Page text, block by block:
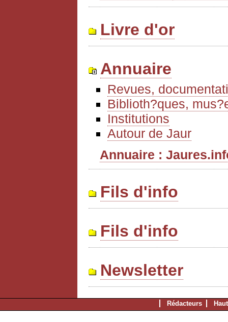
Livre d'or
Annuaire
Revues,
Biblioth?ques,
Institutions
Autour de Jaur
Annuaire :
Fils d'info
Fils d'info
Newsletter
Rédacteurs